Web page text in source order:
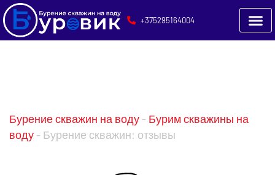
+375295164004
Бурение скважин на воду - Бурим скважины на
воду - Бурение скважин: отзывы